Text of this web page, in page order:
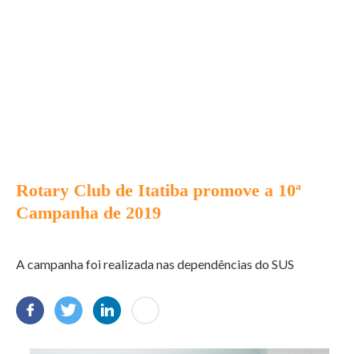
Rotary Club de Itatiba promove a 10ª
Campanha de 2019
A campanha foi realizada nas dependências do SUS